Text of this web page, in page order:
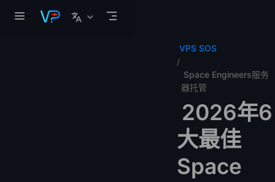
跳至主要內容
VPS SOS
Space Engineers服务
器托管
2026年6
大最佳
Space